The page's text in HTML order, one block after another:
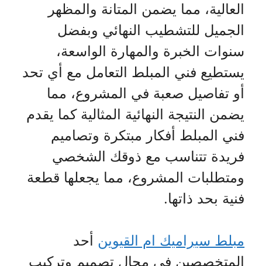
العالية، مما يضمن المتانة والمظهر
الجميل للتشطيب النهائي وبفضل
سنوات الخبرة والمهارة الواسعة،
يستطيع فني المبلط التعامل مع أي تحد
أو تفاصيل صعبة في المشروع، مما
يضمن النتيجة النهائية المثالية كما يقدم
فني المبلط أفكار مبتكرة وتصاميم
فريدة تتناسب مع ذوقك الشخصي
ومتطلبات المشروع، مما يجعلها قطعة
فنية بحد ذاتها.
مبلط سيراميك ام القيوين أحد
المتخصصين في مجال تصميم وتركيب